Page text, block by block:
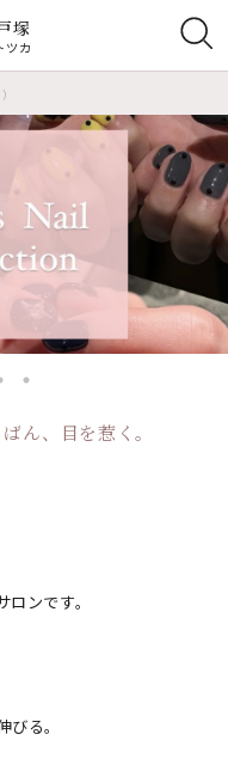
塚
カ
ん、目を惹く。
ンです。
る。